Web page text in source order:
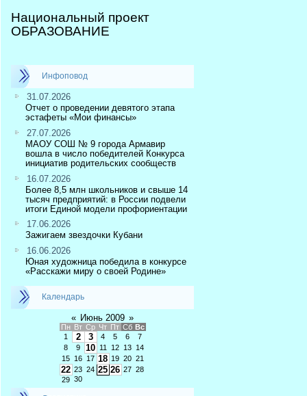
Национальный проект
ОБРАЗОВАНИЕ
Инфоповод
31.07.2026
Отчет о проведении девятого этапа
эстафеты «Мои финансы»
27.07.2026
МАОУ СОШ № 9 города Армавир
вошла в число победителей Конкурса
инициатив родительских сообществ
16.07.2026
Более 8,5 млн школьников и свыше 14
тысяч предприятий: в России подвели
итоги Единой модели профориентации
17.06.2026
Зажигаем звездочки Кубани
16.06.2026
Юная художница победила в конкурсе
«Расскажи миру о своей Родине»
Календарь
« Июнь 2009 »
Пн Вт Ср Чт Пт Сб Вс
1
2 3 4 5 6
7
8
9 10 11 12 13
14
15
16 17 18 19 20 21
22 23 24 25 26 27 28
29 30